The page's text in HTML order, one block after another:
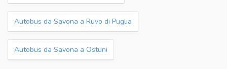
Autobus da Savona a Ruvo di Puglia
Autobus da Savona a Ostuni